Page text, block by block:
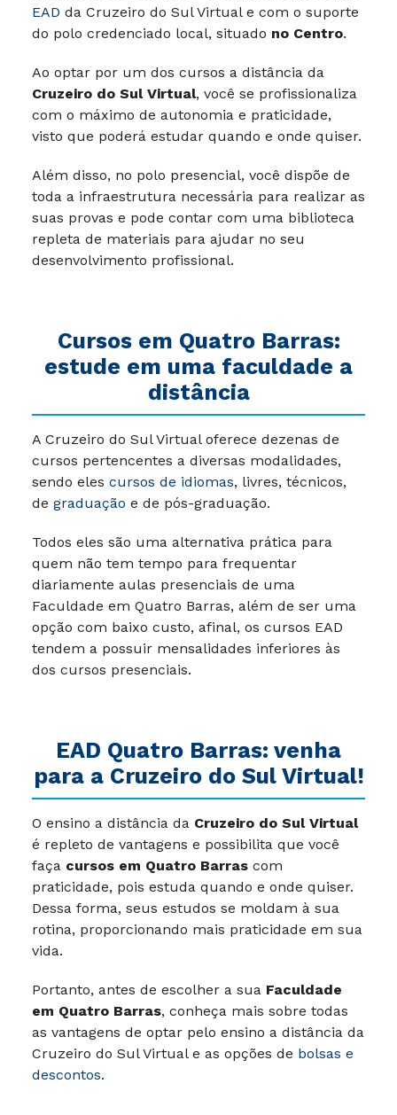
EAD da Cruzeiro do Sul Virtual e com o suporte
do polo credenciado local, situado no Centro.
Ao optar por um dos cursos a distância da
Cruzeiro do Sul Virtual, você se profissionaliza
com o máximo de autonomia e praticidade,
visto que poderá estudar quando e onde quiser.
Além disso, no polo presencial, você dispõe de
toda a infraestrutura necessária para realizar as
suas provas e pode contar com uma biblioteca
repleta de materiais para ajudar no seu
desenvolvimento profissional.
Cursos em Quatro Barras:
estude em uma faculdade a
distância
A Cruzeiro do Sul Virtual oferece dezenas de
cursos pertencentes a diversas modalidades,
sendo eles cursos de idiomas, livres, técnicos,
de graduação e de pós-graduação.
Todos eles são uma alternativa prática para
quem não tem tempo para frequentar
diariamente aulas presenciais de uma
Faculdade em Quatro Barras, além de ser uma
opção com baixo custo, afinal, os cursos EAD
tendem a possuir mensalidades inferiores às
dos cursos presenciais.
EAD Quatro Barras: venha
para a Cruzeiro do Sul Virtual!
O ensino a distância da Cruzeiro do Sul Virtual
é repleto de vantagens e possibilita que você
faça cursos em Quatro Barras com
praticidade, pois estuda quando e onde quiser.
Dessa forma, seus estudos se moldam à sua
rotina, proporcionando mais praticidade em sua
vida.
Portanto, antes de escolher a sua Faculdade
em Quatro Barras, conheça mais sobre todas
as vantagens de optar pelo ensino a distância da
Cruzeiro do Sul Virtual e as opções de bolsas e
descontos.